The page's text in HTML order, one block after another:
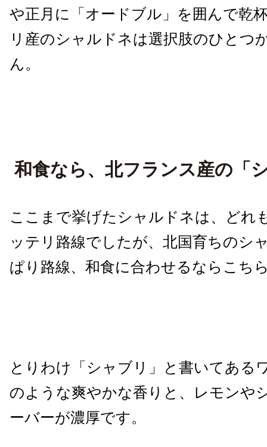
や正月に「オードブル」を囲んで乾
リ産のシャルドネは選択肢のひとつ
ん。
和食なら、北フランス産の「
ここまで挙げたシャルドネは、どれ
ッテリ路線でしたが、北国育ちのシ
ぱり路線、和食に合わせるならこち
とりわけ「シャブリ」と書いてある
のような爽やかな香りと、レモンや
ーバーが濃厚です。